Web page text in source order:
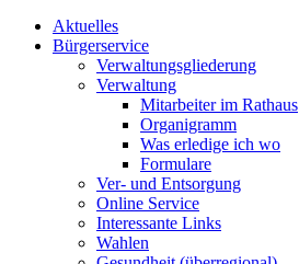
Aktuelles
Bürgerservice
Verwaltungsgliederung
Verwaltung
Mitarbeiter im Rathaus
Organigramm
Was erledige ich wo
Formulare
Ver- und Entsorgung
Online Service
Interessante Links
Wahlen